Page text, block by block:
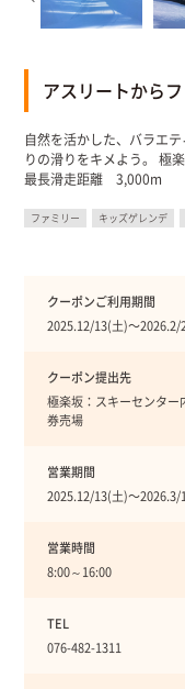
アスリートから
自然を活かした、バラエ
りの滑りをキメよう。 極
最長滑走距離 3,000m
ファミリー キッズゲレンデ
クーポンご利用期間
2025.12/13(土)〜2026.2/
クーポン提出先
極楽坂：スキーセンタ
券売場
営業期間
2025.12/13(土)〜2026.3/
営業時間
8:00～16:00
TEL
076-482-1311